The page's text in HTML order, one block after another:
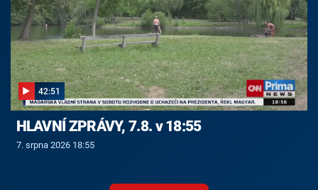
42:51
HLAVNÍ ZPRÁVY, 7.8. v 18:55
7. srpna 2026 18:55